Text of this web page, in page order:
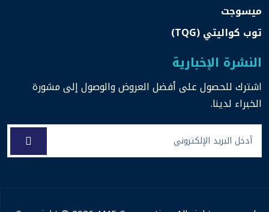
ميسوجت
توب كواليتي (TQG)
النشرة الإخبارية
اشترك للحصول على أفضل العروض والوصول إلى مشورة
الخبراء لدينا.